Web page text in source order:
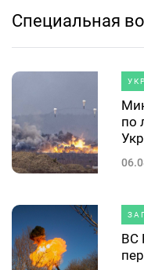
Специальная
по
ВС